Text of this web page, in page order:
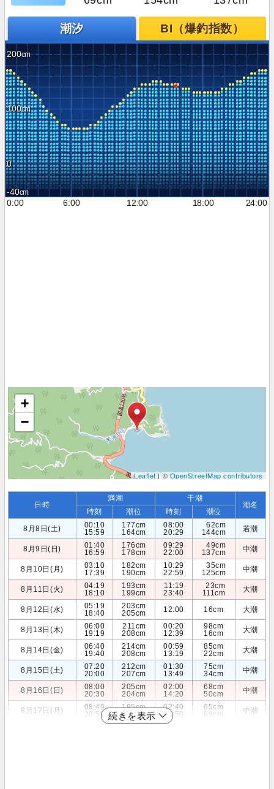
潮汐 BI（爆釣指数）
200
100
0
-40
0:00
6:00 12:00 18:00 24:00
+
−
Leaflet| ©OpenStreetMap contributors
日時
満潮 干潮
潮名
時刻 潮位 時刻
潮位
8月8日(土)
00:10
15:59
177cm
164cm
08:00
20:29
62cm
144cm
若潮
8月9日(日)
01:40
16:59
176cm
178cm
09:29
22:00
49cm
137cm
中潮
8月10日(月)
03:10
17:39
182cm
190cm
10:29
22:59
35cm
125cm
中潮
8月11日(火)
04:19
18:10
193cm
199cm
11:19
23:40
23cm
111cm
大潮
8月12日(水)
05:19
18:40
203cm
205cm
12:00 16cm 大潮
8月13日(木)
06:00
19:19
211cm
208cm
00:20
12:39
98cm
16cm
大潮
8月14日(金)
06:40
19:40
214cm
208cm
00:59
13:19
85cm
22cm
大潮
8月15日(土)
07:20
20:00
212cm
207cm
01:30
13:49
75cm
34cm
中潮
8月16日(日)
08:00
20:30
205cm
204cm
02:00
14:20
68cm
50cm
中潮
8月17日(月)
08:49
20:59
195cm
200cm
02:40
14:50
65cm
69cm
中潮
続きを表示